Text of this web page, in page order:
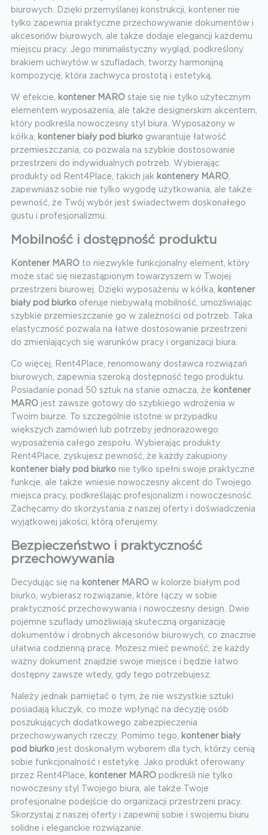
biurowych. Dzięki przemyślanej konstrukcji, kontener nie
tylko zapewnia praktyczne przechowywanie dokumentów i
akcesoriów biurowych, ale także dodaje elegancji każdemu
miejscu pracy. Jego minimalistyczny wygląd, podkreślony
brakiem uchwytów w szufladach, tworzy harmonijną
kompozycję, która zachwyca prostotą i estetyką.
W efekcie, kontener MAROstaje się nie tylko użytecznym
elementem wyposażenia, ale także designerskim akcentem,
który podkreśla nowoczesny styl biura. Wyposażony w
kółka, kontener biały pod biurkogwarantuje łatwość
przemieszczania, co pozwala na szybkie dostosowanie
przestrzeni do indywidualnych potrzeb. Wybierając
produkty od Rent4Place, takich jak kontenery MARO,
zapewniasz sobie nie tylko wygodę użytkowania, ale także
pewność, że Twój wybór jest świadectwem doskonałego
gustu i profesjonalizmu.
Mobilność i dostępność produktu
Kontener MAROto niezwykle funkcjonalny element, który
może stać się niezastąpionym towarzyszem w Twojej
przestrzeni biurowej. Dzięki wyposażeniu w kółka, kontener
biały pod biurkooferuje niebywałą mobilność, umożliwiając
szybkie przemieszczanie go w zależności od potrzeb. Taka
elastyczność pozwala na łatwe dostosowanie przestrzeni
do zmieniających się warunków pracy i organizacji biura.
Co więcej, Rent4Place, renomowany dostawca rozwiązań
biurowych, zapewnia szeroką dostępność tego produktu.
Posiadanie ponad 50 sztuk na stanie oznacza, że kontener
MAROjest zawsze gotowy do szybkiego wdrożenia w
Twoim biurze. To szczególnie istotne w przypadku
większych zamówień lub potrzeby jednorazowego
wyposażenia całego zespołu. Wybierając produkty
Rent4Place, zyskujesz pewność, że każdy zakupiony
kontener biały pod biurkonie tylko spełni swoje praktyczne
funkcje, ale także wniesie nowoczesny akcent do Twojego
miejsca pracy, podkreślając profesjonalizm i nowoczesność.
Zachęcamy do skorzystania z naszej oferty i doświadczenia
wyjątkowej jakości, którą oferujemy.
Bezpieczeństwo i praktyczność
przechowywania
Decydując się na kontener MAROw kolorze białym pod
biurko, wybierasz rozwiązanie, które łączy w sobie
praktyczność przechowywania i nowoczesny design. Dwie
pojemne szuflady umożliwiają skuteczną organizację
dokumentów i drobnych akcesoriów biurowych, co znacznie
ułatwia codzienną pracę. Możesz mieć pewność, że każdy
ważny dokument znajdzie swoje miejsce i będzie łatwo
dostępny zawsze wtedy, gdy tego potrzebujesz.
Należy jednak pamiętać o tym, że nie wszystkie sztuki
posiadają kluczyk, co może wpłynąć na decyzję osób
poszukujących dodatkowego zabezpieczenia
przechowywanych rzeczy. Pomimo tego, kontener biały
pod biurkojest doskonałym wyborem dla tych, którzy cenią
sobie funkcjonalność i estetykę. Jako produkt oferowany
przez Rent4Place, kontener MAROpodkreśli nie tylko
nowoczesny styl Twojego biura, ale także Twoje
profesjonalne podejście do organizacji przestrzeni pracy.
Skorzystaj z naszej oferty i zapewnij sobie i swojemu biuru
solidne i eleganckie rozwiązanie.